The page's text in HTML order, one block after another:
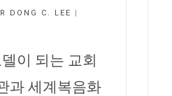
DONG C. LEE
|
이 되는 교회
과 세계복음화